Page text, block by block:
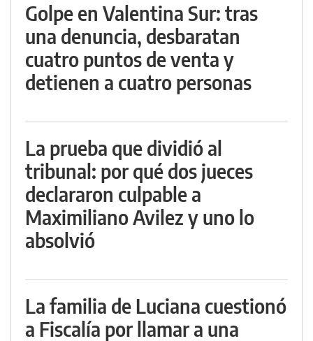
Golpe en Valentina Sur: tras
una denuncia, desbaratan
cuatro puntos de venta y
detienen a cuatro personas
La prueba que dividió al
tribunal: por qué dos jueces
declararon culpable a
Maximiliano Avilez y uno lo
absolvió
La familia de Luciana cuestionó
a Fiscalía por llamar a una